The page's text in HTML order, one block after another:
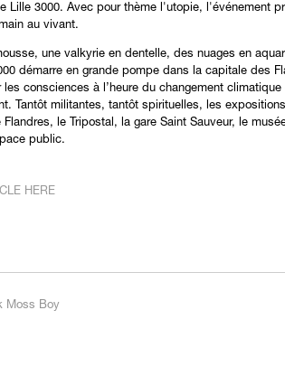
Lille 3000. Avec pour thème l'utopie, l'événement
au vivant.
une valkyrie en dentelle, des nuages en
démarre en grande pompe dans la capitale des
les consciences à l’heure du changement
Tantôt militantes, tantôt spirituelles, les
le Tripostal, la gare Saint Sauveur, le
public.
HERE